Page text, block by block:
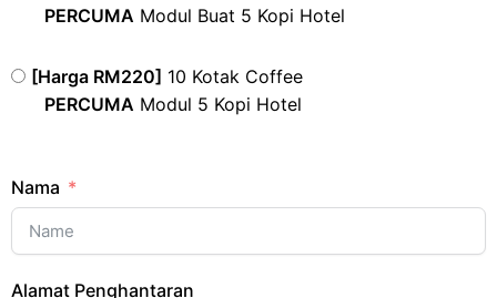
PERCUMA Modul Buat 5 Kopi Hotel
[Harga RM220] 10 Kotak Coffee
PERCUMA Modul 5 Kopi Hotel
Nama
Alamat Penghantaran